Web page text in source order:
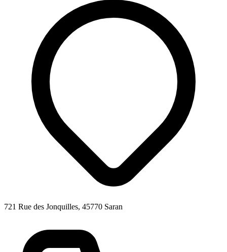
721 Rue des Jonquilles, 45770 Saran